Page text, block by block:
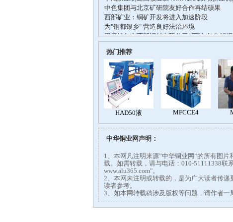
热门推荐
中华铜业网声明：
1、本网凡注明来源”中华铜业网“的所有图
载。如需转载，请与电话：010-51111338联
www.alu365.com"。
2、本网未注明或转载的，是为广大读者传
读者参考。
3、如本网转载稿涉及版权等问题，请作者一